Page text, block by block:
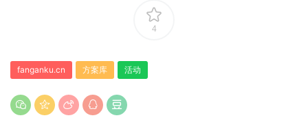
4
fanganku.cn 方案库 活动